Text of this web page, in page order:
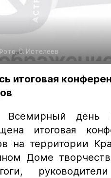
С. Истелеев
итоговая
Всемирный день
итоговая
на территории
Доме
руководители